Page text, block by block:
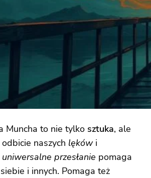
Muncha to nie tylko sztuka, ale
naszych lękówi
uniwersalne przesłanie pomaga
i innych. Pomaga też